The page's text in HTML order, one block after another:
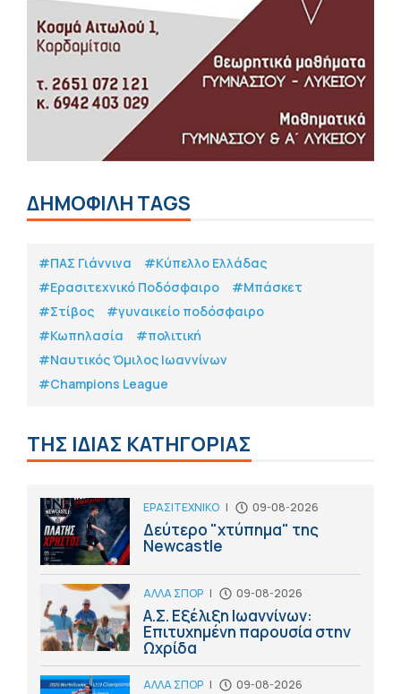
ΔΗΜΟΦΙΛΗ TAGS
#ΠΑΣ Γιάννινα
#Κύπελλο Ελλάδας
#Eρασιτεχνικό Ποδόσφαιρο
#Μπάσκετ
#Στίβος
#γυναικείο ποδόσφαιρο
#Κωπηλασία
#πολιτική
#Ναυτικός Όμιλος Ιωαννίνων
#Champions League
ΤΗΣ ΙΔΙΑΣ ΚΑΤΗΓΟΡΙΑΣ
ΕΡΑΣΙΤΕΧΝΙΚΟ | 09-08-2026
Δεύτερο "χτύπημα" της
Newcastle
ΑΛΛΑ ΣΠΟΡ | 09-08-2026
Α.Σ. Εξέλιξη Ιωαννίνων:
Επιτυχημένη παρουσία στην
Ωχρίδα
ΑΛΛΑ ΣΠΟΡ | 09-08-2026